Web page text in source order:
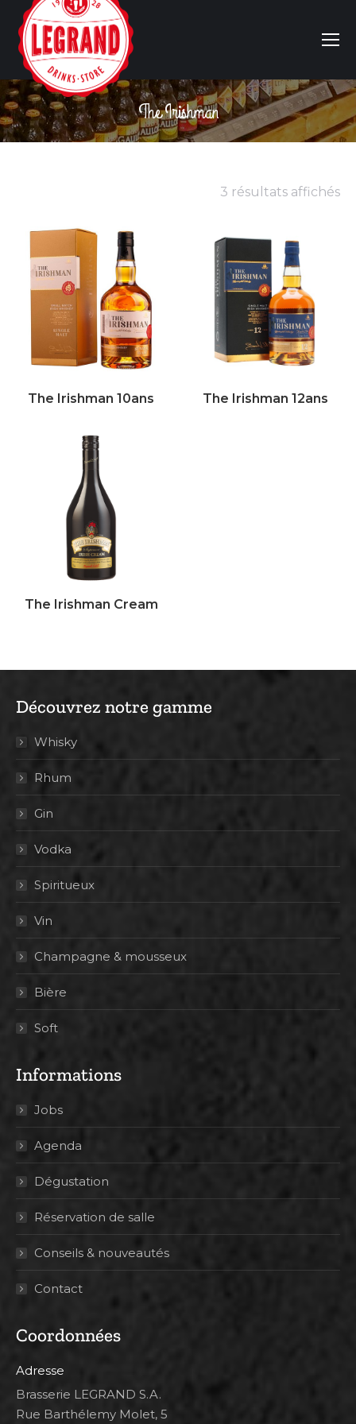
The Irishman
Vous êtes ici :
3 résultats affichés
The Irishman 10ans The Irishman 12ans
The Irishman Cream
Découvrez notre gamme
Whisky
Rhum
Gin
Vodka
Spiritueux
Vin
Champagne & mousseux
Bière
Soft
Informations
Jobs
Agenda
Dégustation
Réservation de salle
Conseils & nouveautés
Contact
Coordonnées
Adresse
Brasserie LEGRAND S.A.
Rue Barthélemy Molet, 5